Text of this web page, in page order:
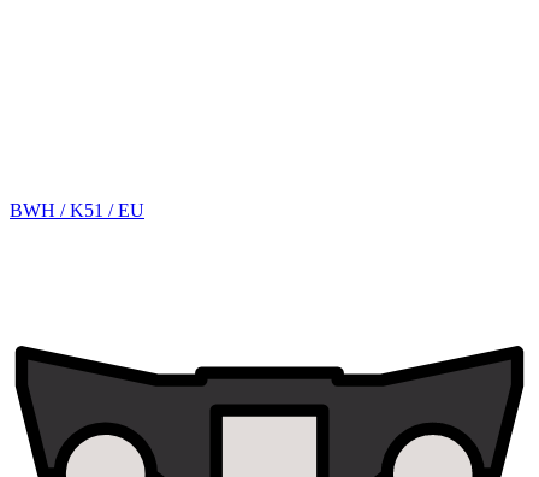
BWH / K51 / EU